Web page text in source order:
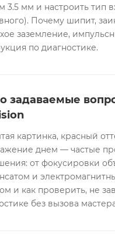
3.5 мм и настроить тип
Почему шипит,
заземление,
по диагностике.
задаваемые
картинка, красный
днем — частые
от фокусировки
и
и как проверить, не
без вызова